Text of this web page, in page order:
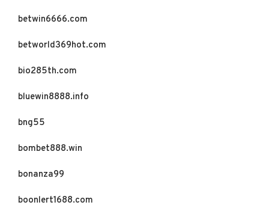
betwin6666.com
betworld369hot.com
bio285th.com
bluewin8888.info
bng55
bombet888.win
bonanza99
boonlert1688.com